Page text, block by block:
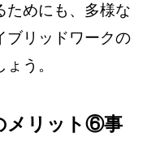
ためにも、多様な
ブリッドワークの
う。
メリット⑥事